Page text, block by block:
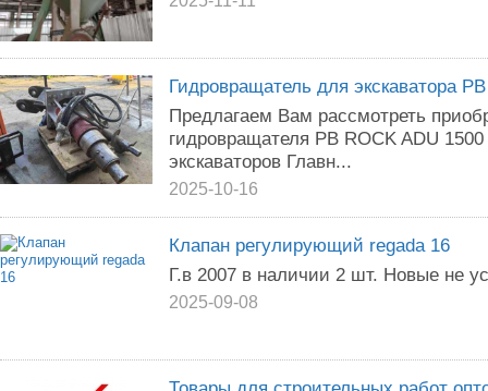
Гидровращатель для экскаватора
Предлагаем Вам рассмотреть
гидровращателя PB ROCK ADU
экскаваторов Главн...
2025-10-16
Клапан регулирующий regada 16
Г.в 2007 в наличии 2 шт. Новые не
2025-09-08